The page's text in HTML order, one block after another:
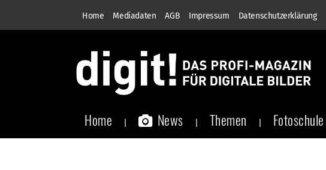
Home Mediadaten AGB Impressum Datenschutzerklärung
Home News Themen Fotoschule